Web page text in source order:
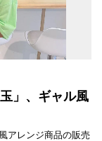
」、ギャル風
アレンジ商品の販売